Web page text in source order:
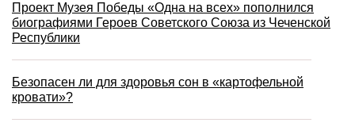
Проект Музея Победы «Одна на всех» пополнился
биографиями Героев Советского Союза из Чеченской
Республики
Безопасен ли для здоровья сон в «картофельной
кровати»?